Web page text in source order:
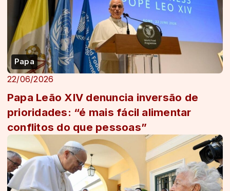
Papa
22/06/2026
Papa Leão XIV denuncia inversão de
prioridades: “é mais fácil alimentar
conflitos do que pessoas”